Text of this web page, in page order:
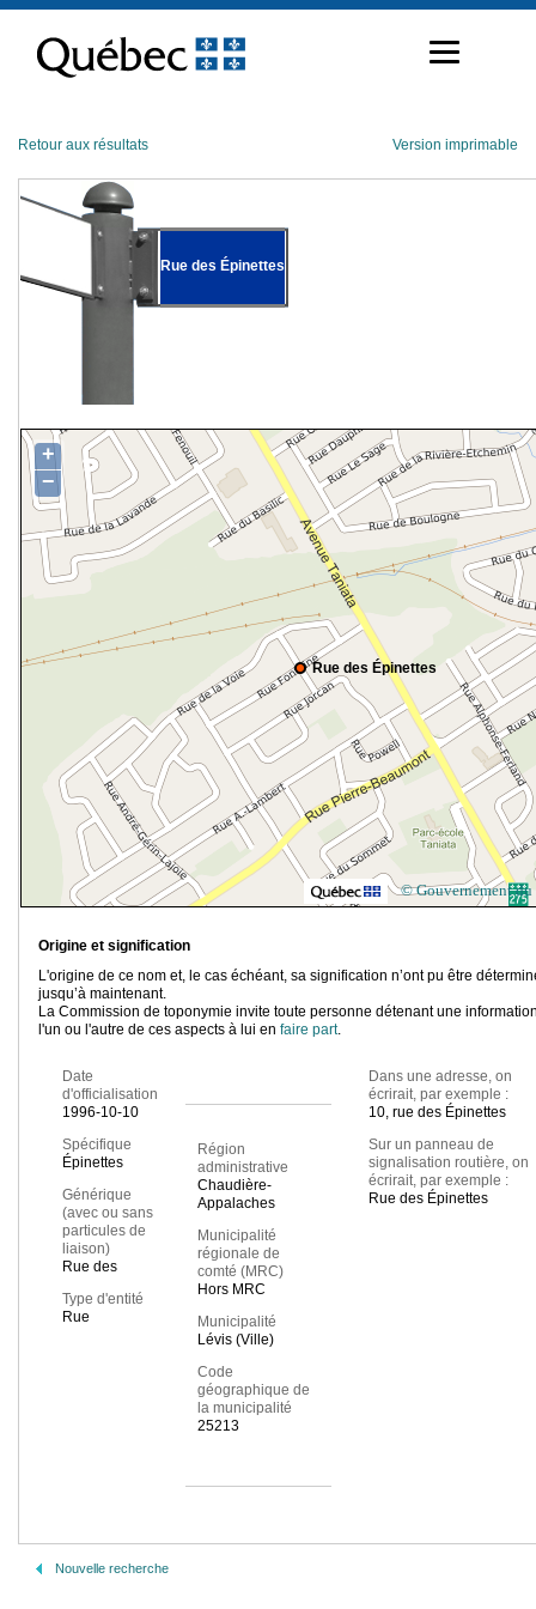
contenu
Retour aux résultats Version imprimable
Rue des Épinettes
Rue des Épinettes
+
−
© Gouvernement du
Origine et signification
L'origine de ce nom et, le cas échéant, sa signification n’ont pu être
jusqu’à maintenant.
La Commission de toponymie invite toute personne détenant une
l'un ou l'autre de ces aspects à lui en faire part.
Date
d'officialisation
1996-10-10
Spécifique
Épinettes
Générique
(avec ou sans
particules de
liaison)
Rue des
Type d'entité
Rue
Région
administrative
Chaudière-
Appalaches
Municipalité
régionale de
comté (MRC)
Hors MRC
Municipalité
Lévis (Ville)
Code
géographique de
la municipalité
25213
Dans une adresse, on
écrirait, par exemple :
10, rue des Épinettes
Sur un panneau de
signalisation routière, on
écrirait, par exemple :
Rue des Épinettes
Nouvelle recherche